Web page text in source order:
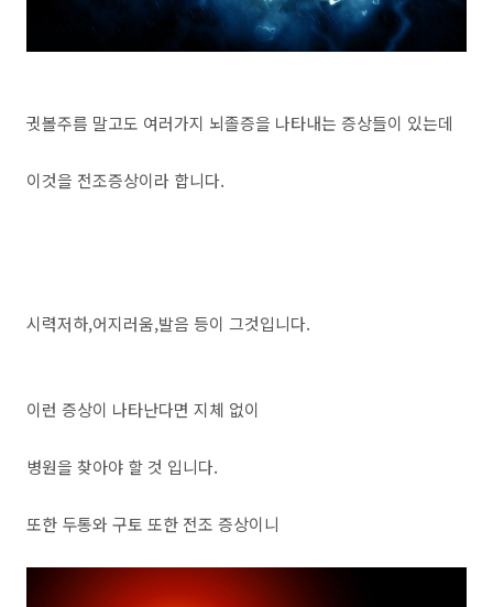
귓볼주름 말고도 여러가지 뇌졸증을 나타내는 증상들이 있는데
이것을 전조증상이라 합니다.
시력저하,어지러움,발음 등이 그것입니다.
이런 증상이 나타난다면 지체 없이
병원을 찾아야 할 것 입니다.
또한 두통와 구토 또한 전조 증상이니